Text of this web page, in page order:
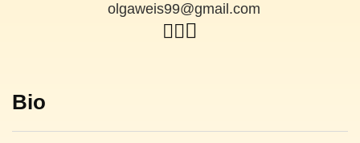
olgaweis99@gmail.com
Bio